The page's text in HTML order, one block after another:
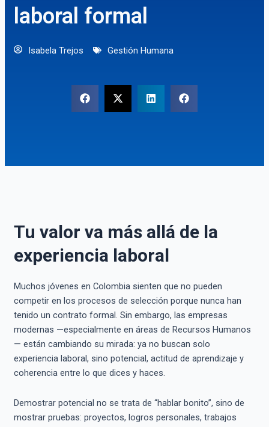
laboral formal
Isabela Trejos Gestión Humana
Tu valor va más allá de la
experiencia laboral
Muchos jóvenes en Colombia sienten que no pueden
competir en los procesos de selección porque nunca han
tenido un contrato formal. Sin embargo, las empresas
modernas —especialmente en áreas de Recursos Humanos
— están cambiando su mirada: ya no buscan solo
experiencia laboral, sino potencial, actitud de aprendizaje y
coherencia entre lo que dices y haces.
Demostrar potencial no se trata de “hablar bonito”, sino de
mostrar pruebas: proyectos, logros personales, trabajos